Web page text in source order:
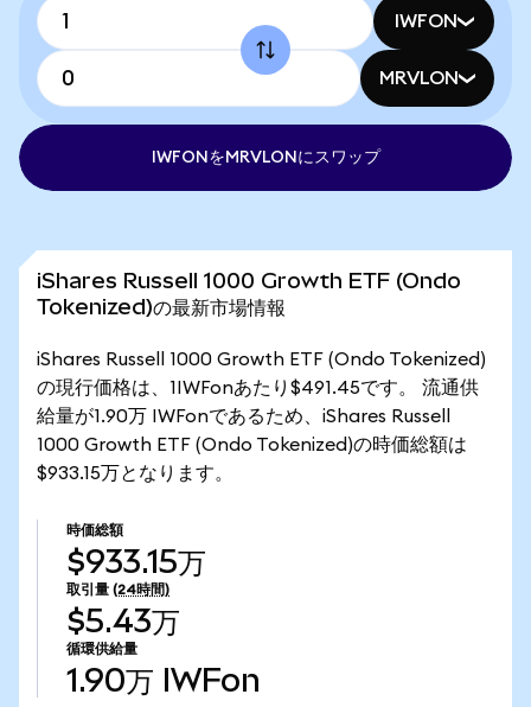
IWFON
MRVLON
IWFONをMRVLONにスワップ
iShares Russell 1000 Growth ETF (Ondo
Tokenized)の最新市場情報
iShares Russell 1000 Growth ETF (Ondo Tokenized)
の現行価格は、1IWFonあたり$491.45です。 流通供
給量が1.90万 IWFonであるため、iShares Russell
1000 Growth ETF (Ondo Tokenized)の時価総額は
$933.15万となります。
時価総額
$933.15万
取引量 (24時間)
$5.43万
循環供給量
1.90万 IWFon